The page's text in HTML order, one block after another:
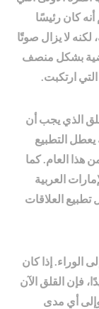
كان رئيسًا
لكنه لا يزال صوتًا
بشكل منصف
التي ارتكبت.
الذي يجب أن
يعطل التطبيع
هذا العام. كما
العربية
تطبيع العلاقات
الوراء. إذا كان
فإن القلق الآن
أي مدى